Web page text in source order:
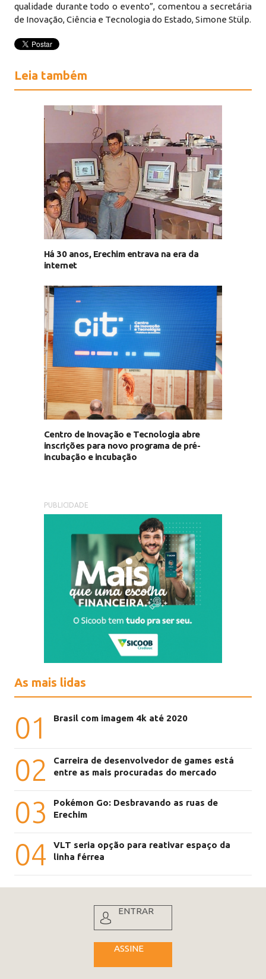
qualidade durante todo o evento”, comentou a secretária
de Inovação, Ciência e Tecnologia do Estado, Simone Stülp.
Leia também
Há 30 anos, Erechim entrava na era da
internet
Centro de Inovação e Tecnologia abre
inscrições para novo programa de pré-
incubação e incubação
PUBLICIDADE
As mais lidas
01 Brasil com imagem 4k até 2020
02
Carreira de desenvolvedor de games está
entre as mais procuradas do mercado
03
Pokémon Go: Desbravando as ruas de
Erechim
04
VLT seria opção para reativar espaço da
linha férrea
ENTRAR
ASSINE